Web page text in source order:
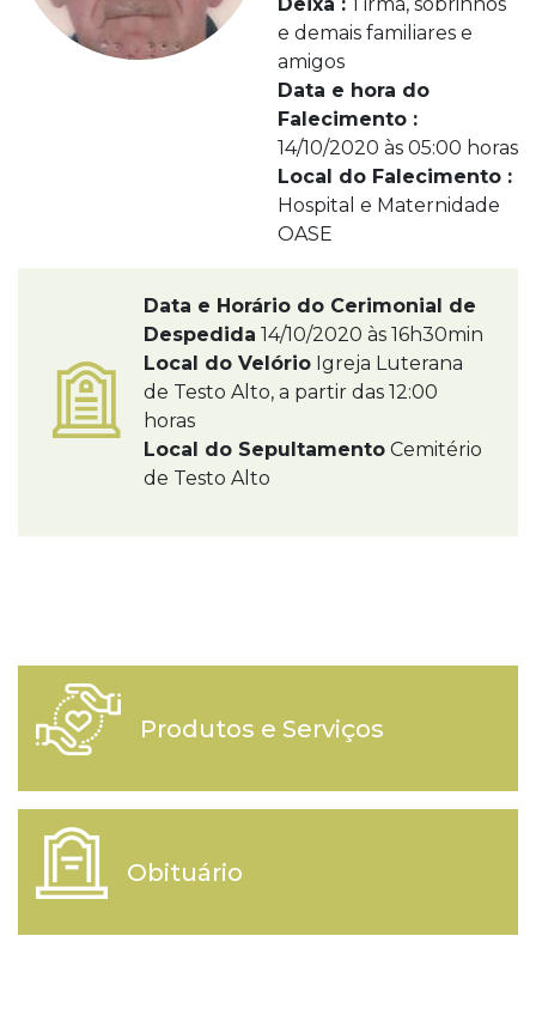
e demais familiares e
amigos
Data e hora do
Falecimento :
14/10/2020 às 05:00 horas
Local do Falecimento :
Hospital e Maternidade
OASE
Data e Horário do Cerimonial de
Despedida 14/10/2020 às 16h30min
Local do Velório Igreja Luterana
de Testo Alto, a partir das 12:00
horas
Local do Sepultamento Cemitério
de Testo Alto
Produtos e Serviços
Obituário